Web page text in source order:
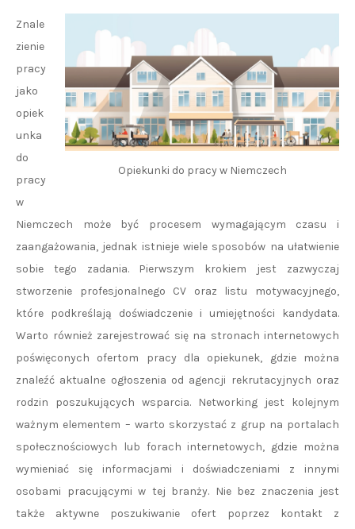
Opiekunki do pracy w Niemczech
Znale
zienie
pracy
jako
opiek
unka
do
pracy
w
Niemczech może być procesem wymagającym czasu i
zaangażowania, jednak istnieje wiele sposobów na ułatwienie
sobie tego zadania. Pierwszym krokiem jest zazwyczaj
stworzenie profesjonalnego CV oraz listu motywacyjnego,
które podkreślają doświadczenie i umiejętności kandydata.
Warto również zarejestrować się na stronach internetowych
poświęconych ofertom pracy dla opiekunek, gdzie można
znaleźć aktualne ogłoszenia od agencji rekrutacyjnych oraz
rodzin poszukujących wsparcia. Networking jest kolejnym
ważnym elementem – warto skorzystać z grup na portalach
społecznościowych lub forach internetowych, gdzie można
wymieniać się informacjami i doświadczeniami z innymi
osobami pracującymi w tej branży. Nie bez znaczenia jest
także aktywne poszukiwanie ofert poprzez kontakt z